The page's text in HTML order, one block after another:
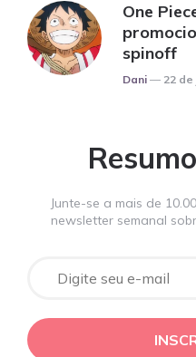
One
spinoff
Posted
Dani 22 de
Junte-se a mais de
newsletter semanal